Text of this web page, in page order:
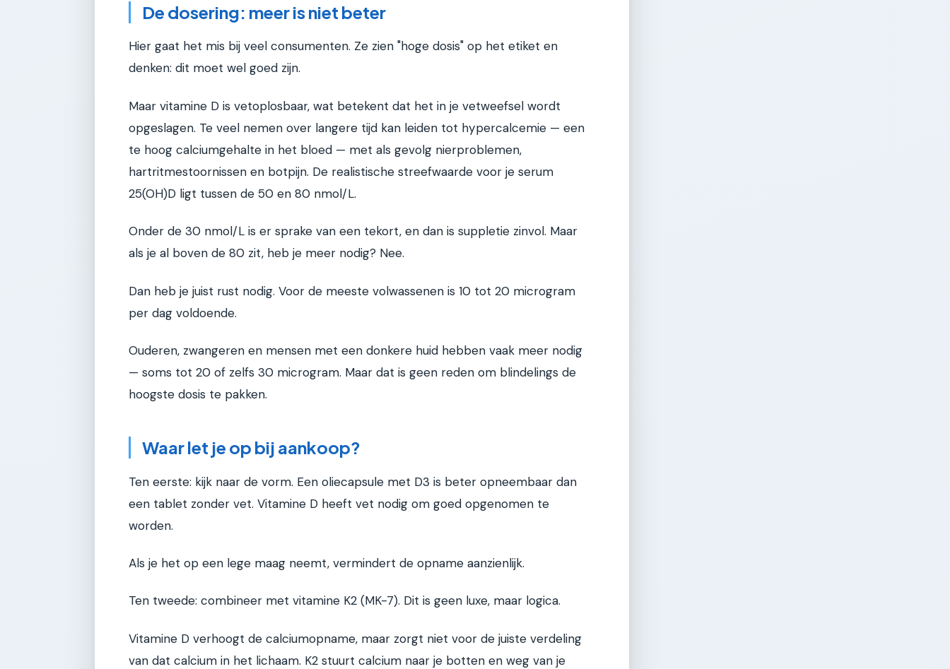
De dosering: meer is niet beter
Hier gaat het mis bij veel consumenten. Ze zien "hoge dosis" op het etiket en
denken: dit moet wel goed zijn.
Maar vitamine D is vetoplosbaar, wat betekent dat het in je vetweefsel wordt
opgeslagen. Te veel nemen over langere tijd kan leiden tot hypercalcemie — een
te hoog calciumgehalte in het bloed — met als gevolg nierproblemen,
hartritmestoornissen en botpijn. De realistische streefwaarde voor je serum
25(OH)D ligt tussen de 50 en 80 nmol/L.
Onder de 30 nmol/L is er sprake van een tekort, en dan is suppletie zinvol. Maar
als je al boven de 80 zit, heb je meer nodig? Nee.
Dan heb je juist rust nodig. Voor de meeste volwassenen is 10 tot 20 microgram
per dag voldoende.
Ouderen, zwangeren en mensen met een donkere huid hebben vaak meer nodig
— soms tot 20 of zelfs 30 microgram. Maar dat is geen reden om blindelings de
hoogste dosis te pakken.
Waar let je op bij aankoop?
Ten eerste: kijk naar de vorm. Een oliecapsule met D3 is beter opneembaar dan
een tablet zonder vet. Vitamine D heeft vet nodig om goed opgenomen te
worden.
Als je het op een lege maag neemt, vermindert de opname aanzienlijk.
Ten tweede: combineer met vitamine K2 (MK-7). Dit is geen luxe, maar logica.
Vitamine D verhoogt de calciumopname, maar zorgt niet voor de juiste verdeling
van dat calcium in het lichaam. K2 stuurt calcium naar je botten en weg van je